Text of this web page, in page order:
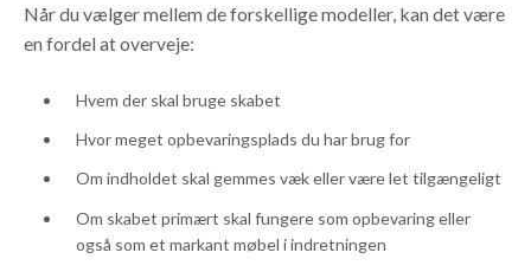
Når du vælger mellem de forskellige modeller, kan det være
en fordel at overveje:
Hvem der skal bruge skabet
Hvor meget opbevaringsplads du har brug for
Om indholdet skal gemmes væk eller være let tilgængeligt
Om skabet primært skal fungere som opbevaring eller
også som et markant møbel i indretningen